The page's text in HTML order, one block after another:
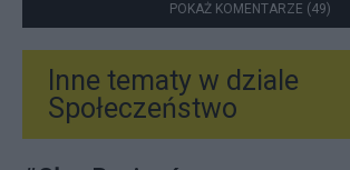
POKAŻ KOMENTARZE (49)
Inne tematy w dziale
Społeczeństwo